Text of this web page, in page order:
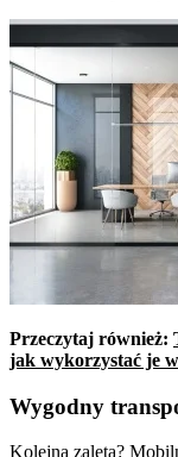
Przeczytaj również:
jak wykorzystać je
Wygodny
Kolejna zaleta?